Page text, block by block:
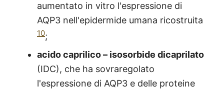
aumentato in vitro l'espressione di
AQP3 nell'epidermide umana ricostruita
10;
acido caprilico – isosorbide dicaprilato
(IDC), che ha sovraregolato
l'espressione di AQP3 e delle proteine